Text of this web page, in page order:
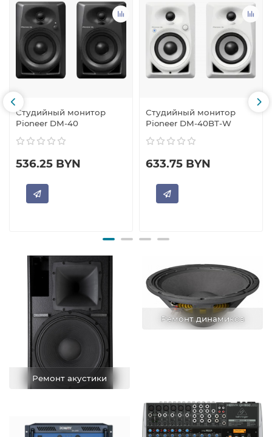
Студийный монитор
Pioneer DM-40
536.25 BYN
Студийный монитор
Pioneer DM-40BT-W
633.75 BYN
Ремонт акустики
Ремонт динамиков